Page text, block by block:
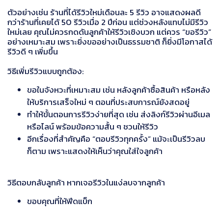
ตัวอย่างเช่น ร้านที่ได้รีวิวใหม่เดือนละ 5 รีวิว อาจแสดงผลดี
กว่าร้านที่เคยได้ 50 รีวิวเมื่อ 2 ปีก่อน แต่ช่วงหลังแทบไม่มีรีวิว
ใหม่เลย คุณไม่ควรกดดันลูกค้าให้รีวิวเชิงบวก แต่ควร “ขอรีวิว”
อย่างเหมาะสม เพราะยิ่งขออย่างเป็นธรรมชาติ ก็ยิ่งมีโอกาสได้
รีวิวดี ๆ เพิ่มขึ้น
วิธีเพิ่มรีวิวแบบถูกต้อง:
ขอในจังหวะที่เหมาะสม เช่น หลังลูกค้าซื้อสินค้า หรือหลัง
ให้บริการเสร็จใหม่ ๆ ตอนที่ประสบการณ์ยังสดอยู่
ทำให้ขั้นตอนการรีวิวง่ายที่สุด เช่น ส่งลิงก์รีวิวผ่านอีเมล
หรือไลน์ พร้อมข้อความสั้น ๆ ชวนให้รีวิว
อีกเรื่องที่สำคัญคือ “ตอบรีวิวทุกครั้ง” แม้จะเป็นรีวิวลบ
ก็ตาม เพราะแสดงให้เห็นว่าคุณใส่ใจลูกค้า
วิธีตอบกลับลูกค้า หากเจอรีวิวในแง่ลบจากลูกค้า
ขอบคุณที่ให้ฟีดแบ็ก